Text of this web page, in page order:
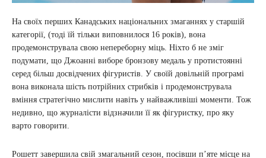
На своїх перших Канадських національних змаганнях у старшій
категорії, (тоді їй тільки виповнилося 16 років), вона
продемонструвала свою непереборну міць. Ніхто б не зміг
подумати, що Джоанні виборе бронзову медаль у протистоянні
серед більш досвідчених фігуристів. У своїй довільній програмі
вона виконала шість потрійних стрибків і продемонструвала
вміння стратегічно мислити навіть у найважливіші моменти. Тож
недивно, що журналісти відзначили її як фігуристку, про яку
варто говорити.
Рошетт завершила свій змагальний сезон, посівши п’яте місце на